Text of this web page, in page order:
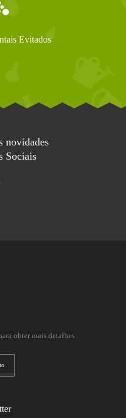
Evitados
novidades
Sociais
obter mais detalhes